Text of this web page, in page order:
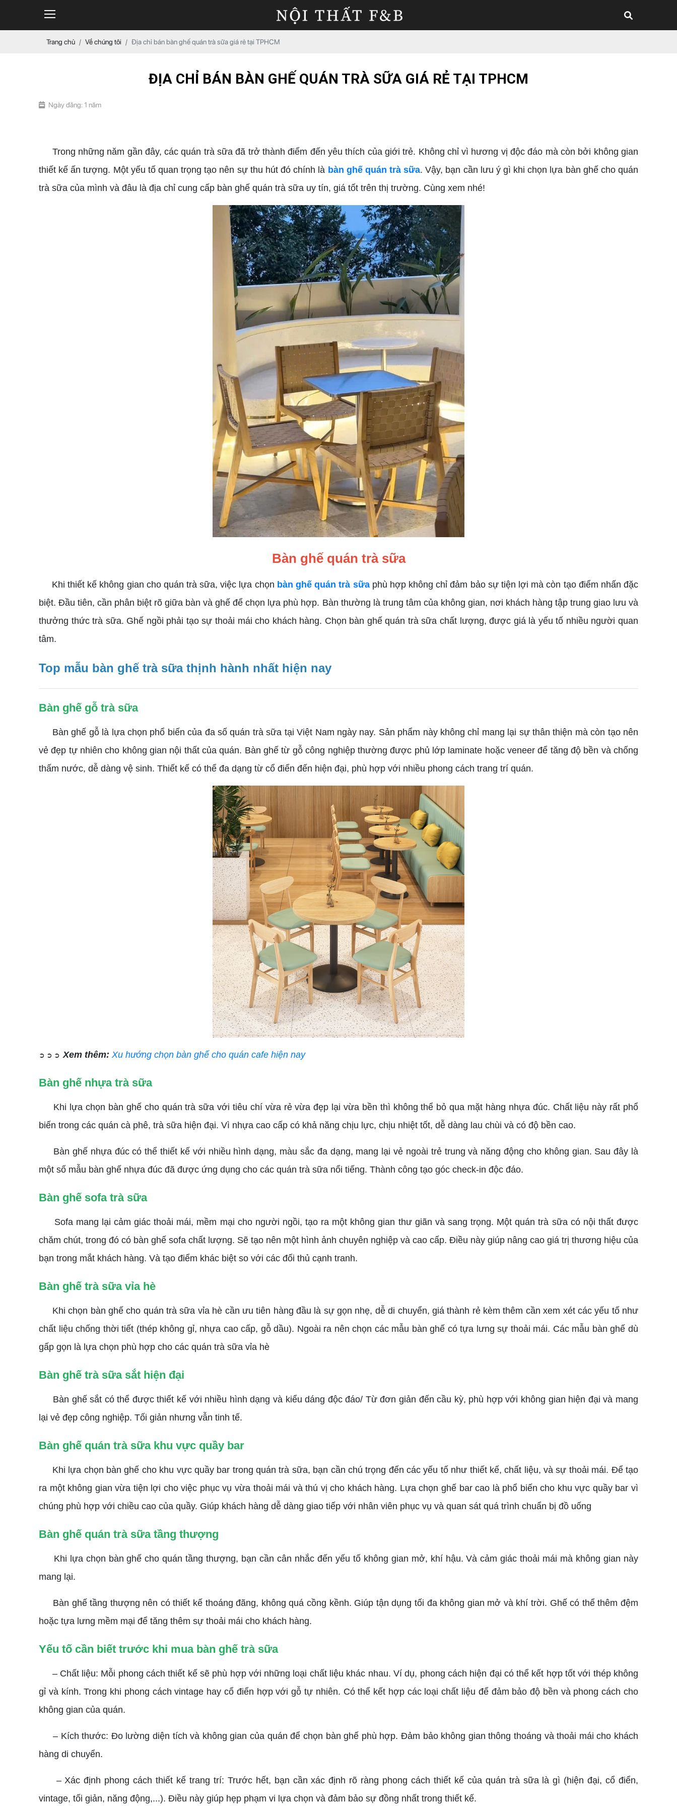
Trang chủ Về chúng tôi Địa chỉ bán bàn ghế quán trà sữa giá rẻ tại TPHCM
ĐỊA CHỈ BÁN BÀN GHẾ QUÁN TRÀ SỮA GIÁ RẺ TẠI TPHCM
Ngày đăng: 1 năm
Trong những năm gần đây, các quán trà sữa đã trở thành điểm đến yêu thích của giới trẻ. Không chỉ vì hương vị độc đáo mà còn bởi không gian
thiết kế ấn tượng. Một yếu tố quan trọng tạo nên sự thu hút đó chính là bàn ghế quán trà sữa. Vậy, bạn cần lưu ý gì khi chọn lựa bàn ghế cho quán
trà sữa của mình và đâu là địa chỉ cung cấp bàn ghế quán trà sữa uy tín, giá tốt trên thị trường. Cùng xem nhé!
Bàn ghế quán trà sữa
Khi thiết kế không gian cho quán trà sữa, việc lựa chọn bàn ghế quán trà sữaphù hợp không chỉ đảm bảo sự tiện lợi mà còn tạo điểm nhấn đặc
biệt. Đầu tiên, cần phân biệt rõ giữa bàn và ghế để chọn lựa phù hợp. Bàn thường là trung tâm của không gian, nơi khách hàng tập trung giao lưu và
thưởng thức trà sữa. Ghế ngồi phải tạo sự thoải mái cho khách hàng. Chọn bàn ghế quán trà sữa chất lượng, được giá là yếu tố nhiều người quan
tâm.
Top mẫu bàn ghế trà sữa thịnh hành nhất hiện nay
Bàn ghế gỗ trà sữa
Bàn ghế gỗ là lựa chọn phổ biến của đa số quán trà sữa tại Việt Nam ngày nay. Sản phẩm này không chỉ mang lại sự thân thiện mà còn tạo nên
vẻ đẹp tự nhiên cho không gian nội thất của quán. Bàn ghế từ gỗ công nghiệp thường được phủ lớp laminate hoặc veneer để tăng độ bền và chống
thấm nước, dễ dàng vệ sinh. Thiết kế có thể đa dạng từ cổ điển đến hiện đại, phù hợp với nhiều phong cách trang trí quán.
➲ ➲ ➲ Xem thêm: Xu hướng chọn bàn ghế cho quán cafe hiện nay
Bàn ghế nhựa trà sữa
Khi lựa chọn bàn ghế cho quán trà sữa với tiêu chí vừa rẻ vừa đẹp lại vừa bền thì không thể bỏ qua mặt hàng nhựa đúc. Chất liệu này rất phổ
biến trong các quán cà phê, trà sữa hiện đại. Vì nhựa cao cấp có khả năng chịu lực, chịu nhiệt tốt, dễ dàng lau chùi và có độ bền cao.
Bàn ghế nhựa đúc có thể thiết kế với nhiều hình dạng, màu sắc đa dạng, mang lại vẻ ngoài trẻ trung và năng động cho không gian. Sau đây là
một số mẫu bàn ghế nhựa đúc đã được ứng dụng cho các quán trà sữa nổi tiếng. Thành công tạo góc check-in độc đáo.
Bàn ghế sofa trà sữa
Sofa mang lại cảm giác thoải mái, mềm mại cho người ngồi, tạo ra một không gian thư giãn và sang trọng. Một quán trà sữa có nội thất được
chăm chút, trong đó có bàn ghế sofa chất lượng. Sẽ tạo nên một hình ảnh chuyên nghiệp và cao cấp. Điều này giúp nâng cao giá trị thương hiệu của
bạn trong mắt khách hàng. Và tạo điểm khác biệt so với các đối thủ cạnh tranh.
Bàn ghế trà sữa vỉa hè
Khi chọn bàn ghế cho quán trà sữa vỉa hè cần ưu tiên hàng đầu là sự gọn nhẹ, dễ di chuyển, giá thành rẻ kèm thêm cần xem xét các yếu tố như
chất liệu chống thời tiết (thép không gỉ, nhựa cao cấp, gỗ dầu). Ngoài ra nên chọn các mẫu bàn ghế có tựa lưng sự thoải mái. Các mẫu bàn ghế dù
gấp gọn là lựa chọn phù hợp cho các quán trà sữa vỉa hè
Bàn ghế trà sữa sắt hiện đại
Bàn ghế sắt có thể được thiết kế với nhiều hình dạng và kiểu dáng độc đáo/ Từ đơn giản đến cầu kỳ, phù hợp với không gian hiện đại và mang
lại vẻ đẹp công nghiệp. Tối giản nhưng vẫn tinh tế.
Bàn ghế quán trà sữa khu vực quầy bar
Khi lựa chọn bàn ghế cho khu vực quầy bar trong quán trà sữa, bạn cần chú trọng đến các yếu tố như thiết kế, chất liệu, và sự thoải mái. Để tạo
ra một không gian vừa tiện lợi cho việc phục vụ vừa thoải mái và thú vị cho khách hàng. Lựa chọn ghế bar cao là phổ biến cho khu vực quầy bar vì
chúng phù hợp với chiều cao của quầy. Giúp khách hàng dễ dàng giao tiếp với nhân viên phục vụ và quan sát quá trình chuẩn bị đồ uống
Bàn ghế quán trà sữa tầng thượng
Khi lựa chọn bàn ghế cho quán tầng thượng, bạn cần cân nhắc đến yếu tố không gian mở, khí hậu. Và cảm giác thoải mái mà không gian này
mang lại.
Bàn ghế tầng thượng nên có thiết kế thoáng đãng, không quá cồng kềnh. Giúp tận dụng tối đa không gian mở và khí trời. Ghế có thể thêm đệm
hoặc tựa lưng mềm mại để tăng thêm sự thoải mái cho khách hàng.
Yếu tố cần biết trước khi mua bàn ghế trà sữa
– Chất liệu: Mỗi phong cách thiết kế sẽ phù hợp với những loại chất liệu khác nhau. Ví dụ, phong cách hiện đại có thể kết hợp tốt với thép không
gỉ và kính. Trong khi phong cách vintage hay cổ điển hợp với gỗ tự nhiên. Có thể kết hợp các loại chất liệu để đảm bảo độ bền và phong cách cho
không gian của quán.
– Kích thước: Đo lường diện tích và không gian của quán để chọn bàn ghế phù hợp. Đảm bảo không gian thông thoáng và thoải mái cho khách
hàng di chuyển.
– Xác định phong cách thiết kế trang trí: Trước hết, bạn cần xác định rõ ràng phong cách thiết kế của quán trà sữa là gì (hiện đại, cổ điển,
vintage, tối giản, năng động,...). Điều này giúp hẹp phạm vi lựa chọn và đảm bảo sự đồng nhất trong thiết kế.